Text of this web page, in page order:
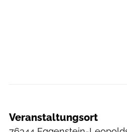
Veranstaltungsort